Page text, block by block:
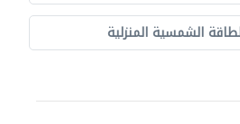
الشمسية المنزلية